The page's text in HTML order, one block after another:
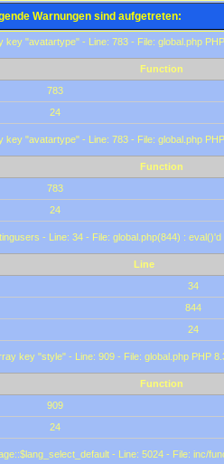
Warnungen sind aufgetreten:
key "avatartype" - Line: 783 - File: global.php
Function
783
24
key "avatartype" - Line: 783 - File: global.php
Function
783
24
- Line: 34 - File: global.php(844) :
Line
34
844
24
key "style" - Line: 909 - File: global.php PHP
Function
909
24
- Line: 5024 - File: inc/